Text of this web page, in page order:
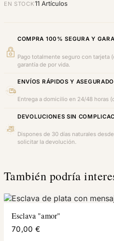
EN STOCK11 Artículos
COMPRA 100% SEGURA Y
Pago totalmente seguro con tarjeta
garantía de por vida.
ENVÍOS RÁPIDOS Y
Entrega a domicilio en 24/48 horas
DEVOLUCIONES SIN
Dispones de 30 días naturales
solicitar la devolución.
También podría
Esclava "amor"
70,00 €